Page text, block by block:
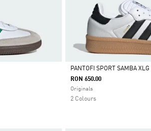
Da
PANTOFI SPORT SAMBA XLG
RON 650.00
Originals
2 Colours